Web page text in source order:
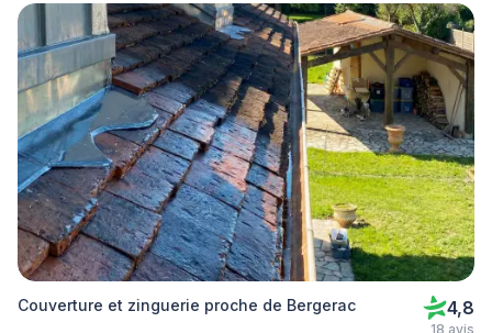
Couverture et zinguerie proche de Bergerac 4,8
18 avis